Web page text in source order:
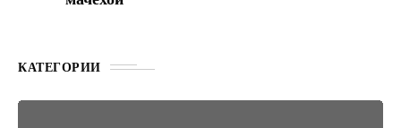
КАТЕГОРИИ